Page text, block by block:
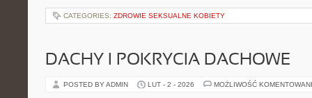
CATEGORIES: ZDROWIE SEKSUALNE KOBIETY
DACHY I POKRYCIA DACHOWE
POSTED BY ADMIN LUT - 2 - 2026 MOŻLIWOŚĆ